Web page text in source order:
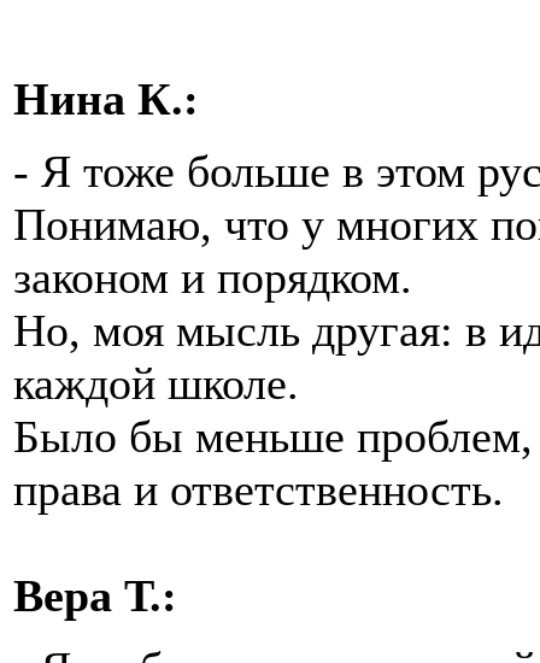
Нина К.:
- Я тоже больше в этом
Понимаю, что у многих
законом и порядком.
Но, моя мысль другая: в
каждой школе.
Было бы меньше проблем,
права и ответственность.
Вера Т.: